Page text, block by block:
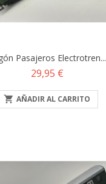
Pasajeros Electrotren...
Precio
29,95 €
 AÑADIR AL CARRITO